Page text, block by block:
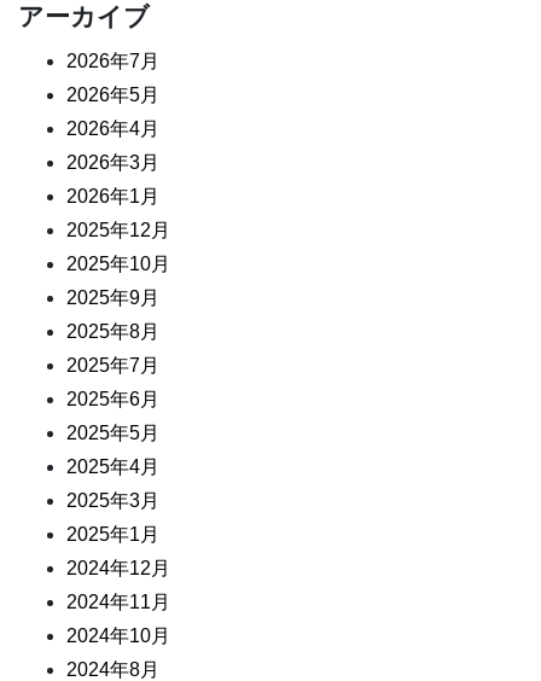
アーカイブ
2026年7月
2026年5月
2026年4月
2026年3月
2026年1月
2025年12月
2025年10月
2025年9月
2025年8月
2025年7月
2025年6月
2025年5月
2025年4月
2025年3月
2025年1月
2024年12月
2024年11月
2024年10月
2024年8月